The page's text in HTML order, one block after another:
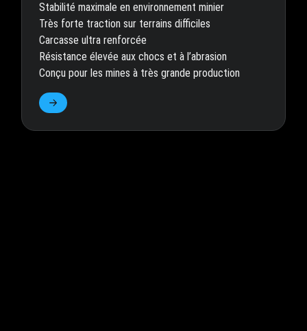
Stabilité maximale en environnement minier
Très forte traction sur terrains difficiles
Carcasse ultra renforcée
Résistance élevée aux chocs et à l’abrasion
Conçu pour les mines à très grande production